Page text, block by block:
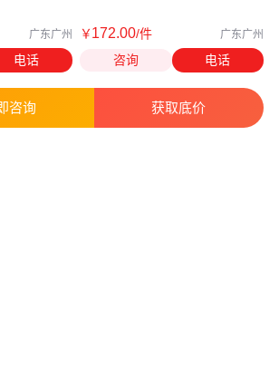
广东广州
电话
￥172.00/件 广东广州
咨询 电话
咨询 获取底价